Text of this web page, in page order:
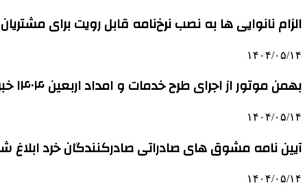
الزام نانوایی ها به نصب نرخ‌نامه قابل رویت برای مشتریان
۱۴۰۴/۰۵/۱۴
بهمن موتور از اجرای طرح خدمات و امداد اربعین ۱۴۰۴ خبر داد
۱۴۰۴/۰۵/۱۴
آیین نامه مشوق های صادراتی صادرکنندگان خرد ابلاغ
۱۴۰۴/۰۵/۱۴